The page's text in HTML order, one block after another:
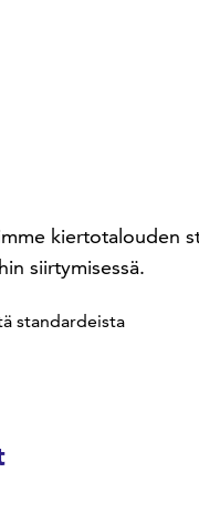
kiertotalouden
siirtymisessä.
standardeista